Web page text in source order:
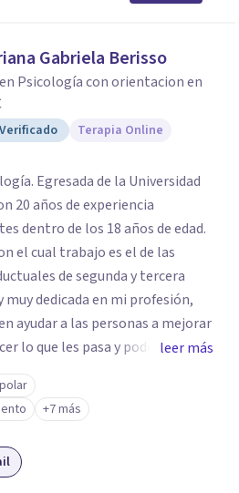
Gabriela Berisso
Psicología con orientacion en
Verificado Terapia Online
Egresada de la Universidad
20 años de experiencia
dentro de los 18 años de edad.
el cual trabajo es el de las
de segunda y tercera
dedicada en mi profesión,
ayudar a las personas a mejorar
lo que les pasa y poder trabajar
necesarias. Hay
los cuales atravezamos por
o estrés, es alli donde no
no tener recursos para
no hay salida. Dentro de esta
leer más
+7 más